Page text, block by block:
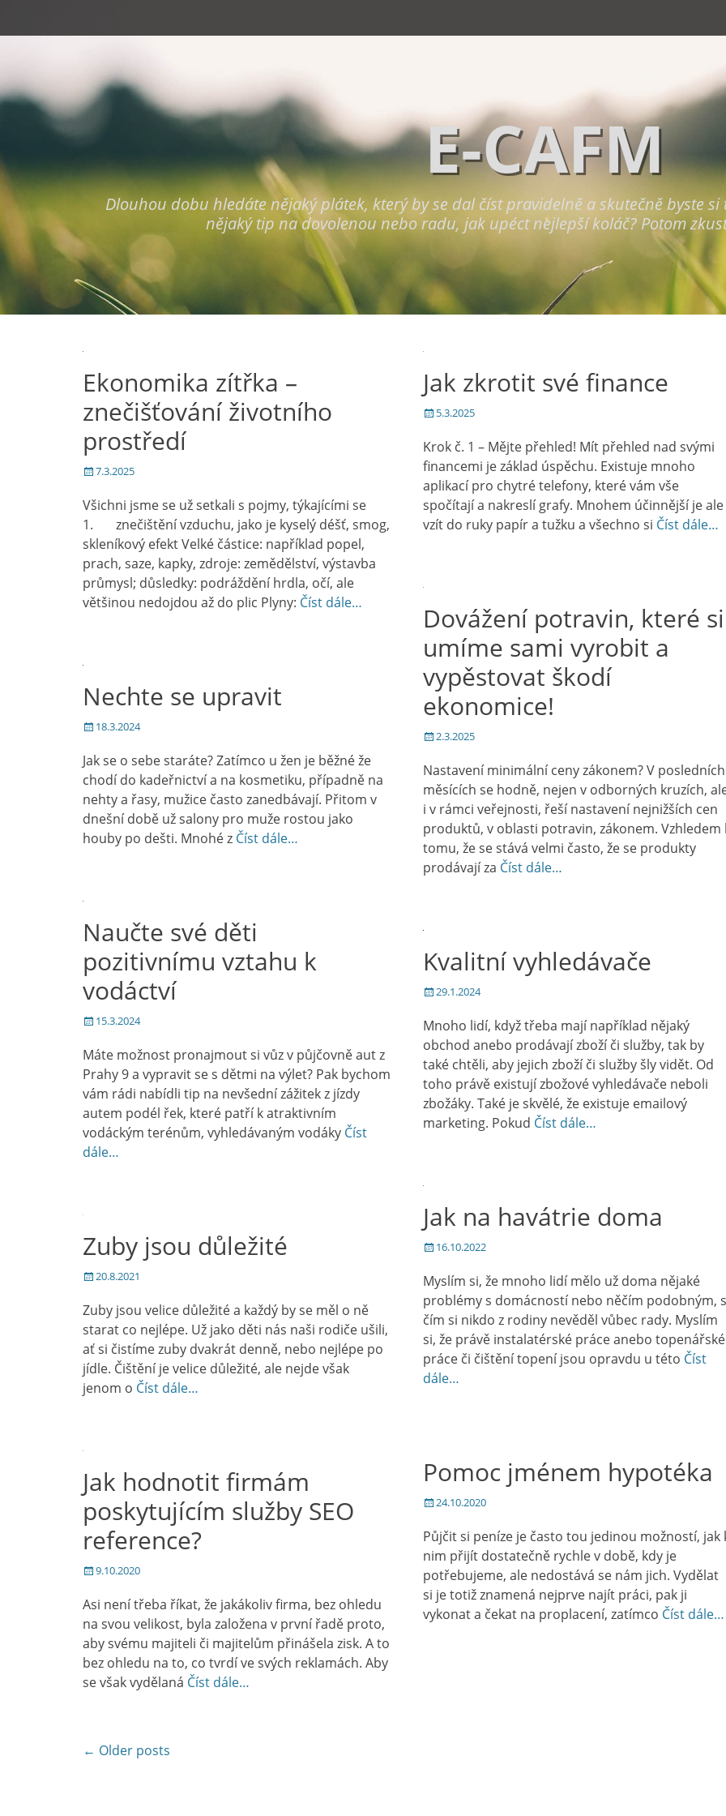
E-CAFM
Dlouhou dobu hledáte nějaký plátek, který by se dal číst pravidelně a skutečně byste
nějaký tip na dovolenou nebo radu, jak upéct nejlepší koláč? Potom
Ekonomika zítřka –
znečišťování životního
prostředí
Posted
7.3.2025
Všichni jsme se už setkali s pojmy, týkajícími se
1. znečištění vzduchu, jako je kyselý déšť, smog,
skleníkový efekt Velké částice: například popel,
prach, saze, kapky, zdroje: zemědělství, výstavba
průmysl; důsledky: podráždění hrdla, očí, ale
většinou nedojdou až do plic Plyny: Číst dále…
Jak zkrotit své finance
Posted
5.3.2025
Krok č. 1 – Mějte přehled! Mít přehled nad svými
financemi je základ úspěchu. Existuje mnoho
aplikací pro chytré telefony, které vám vše
spočítají a nakreslí grafy. Mnohem účinnější je ale
vzít do ruky papír a tužku a všechno si Číst dále…
Dovážení potravin, které si
umíme sami vyrobit a
vypěstovat škodí
ekonomice!
Posted
2.3.2025
Nastavení minimální ceny zákonem? V posledních
měsících se hodně, nejen v odborných kruzích,
i v rámci veřejnosti, řeší nastavení nejnižších cen
produktů, v oblasti potravin, zákonem. Vzhledem
tomu, že se stává velmi často, že se produkty
prodávají za Číst dále…
Nechte se upravit
Posted
18.3.2024
Jak se o sebe staráte? Zatímco u žen je běžné že
chodí do kadeřnictví a na kosmetiku, případně na
nehty a řasy, mužice často zanedbávají. Přitom v
dnešní době už salony pro muže rostou jako
houby po dešti. Mnohé z Číst dále…
Naučte své děti
pozitivnímu vztahu k
vodáctví
Posted
15.3.2024
Máte možnost pronajmout si vůz v půjčovně aut z
Prahy 9 a vypravit se s dětmi na výlet? Pak bychom
vám rádi nabídli tip na nevšední zážitek z jízdy
autem podél řek, které patří k atraktivním
vodáckým terénům, vyhledávaným vodáky Číst
dále…
Kvalitní vyhledávače
Posted
29.1.2024
Mnoho lidí, když třeba mají například nějaký
obchod anebo prodávají zboží či služby, tak by
také chtěli, aby jejich zboží či služby šly vidět. Od
toho právě existují zbožové vyhledávače neboli
zbožáky. Také je skvělé, že existuje emailový
marketing. Pokud Číst dále…
Jak na havátrie doma
Posted
16.10.2022
Myslím si, že mnoho lidí mělo už doma nějaké
problémy s domácností nebo něčím podobným, s
čím si nikdo z rodiny nevěděl vůbec rady. Myslím
si, že právě instalatérské práce anebo topenářské
práce či čištění topení jsou opravdu u této Číst
dále…
Zuby jsou důležité
Posted
20.8.2021
Zuby jsou velice důležité a každý by se měl o ně
starat co nejlépe. Už jako děti nás naši rodiče ušili,
ať si čistíme zuby dvakrát denně, nebo nejlépe po
jídle. Čištění je velice důležité, ale nejde však
jenom o Číst dále…
Pomoc jménem hypotéka
Posted
24.10.2020
Půjčit si peníze je často tou jedinou možností, jak
nim přijít dostatečně rychle v době, kdy je
potřebujeme, ale nedostává se nám jich. Vydělat
si je totiž znamená nejprve najít práci, pak ji
vykonat a čekat na proplacení, zatímco Číst dále…
Jak hodnotit firmám
poskytujícím služby SEO
reference?
Posted
9.10.2020
Asi není třeba říkat, že jakákoliv firma, bez ohledu
na svou velikost, byla založena v první řadě proto,
aby svému majiteli či majitelům přinášela zisk. A to
bez ohledu na to, co tvrdí ve svých reklamách. Aby
se však vydělaná Číst dále…
Post
← Older posts